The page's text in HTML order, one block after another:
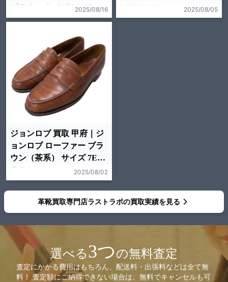
ブラウン サイズ UK6D
7000ラスト
2025/08/16 2025/08/05
ジョンロブ 買取 甲府｜ジ
ョンロブ ローファー ブラ
ウン（茶系） サイズ 7EE
ラスト
2025/08/02
革靴買取専門店ラストラボの買取実績を見る
選べる3つの無料査定
査定にかかる費用はもちろん、配送料・出張料などは全て無
料！ 査定額にご納得できない場合は、無料でキャンセルも可